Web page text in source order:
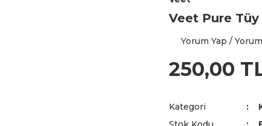
Veet Pure
Yorum Yap /
250,00
Kategori